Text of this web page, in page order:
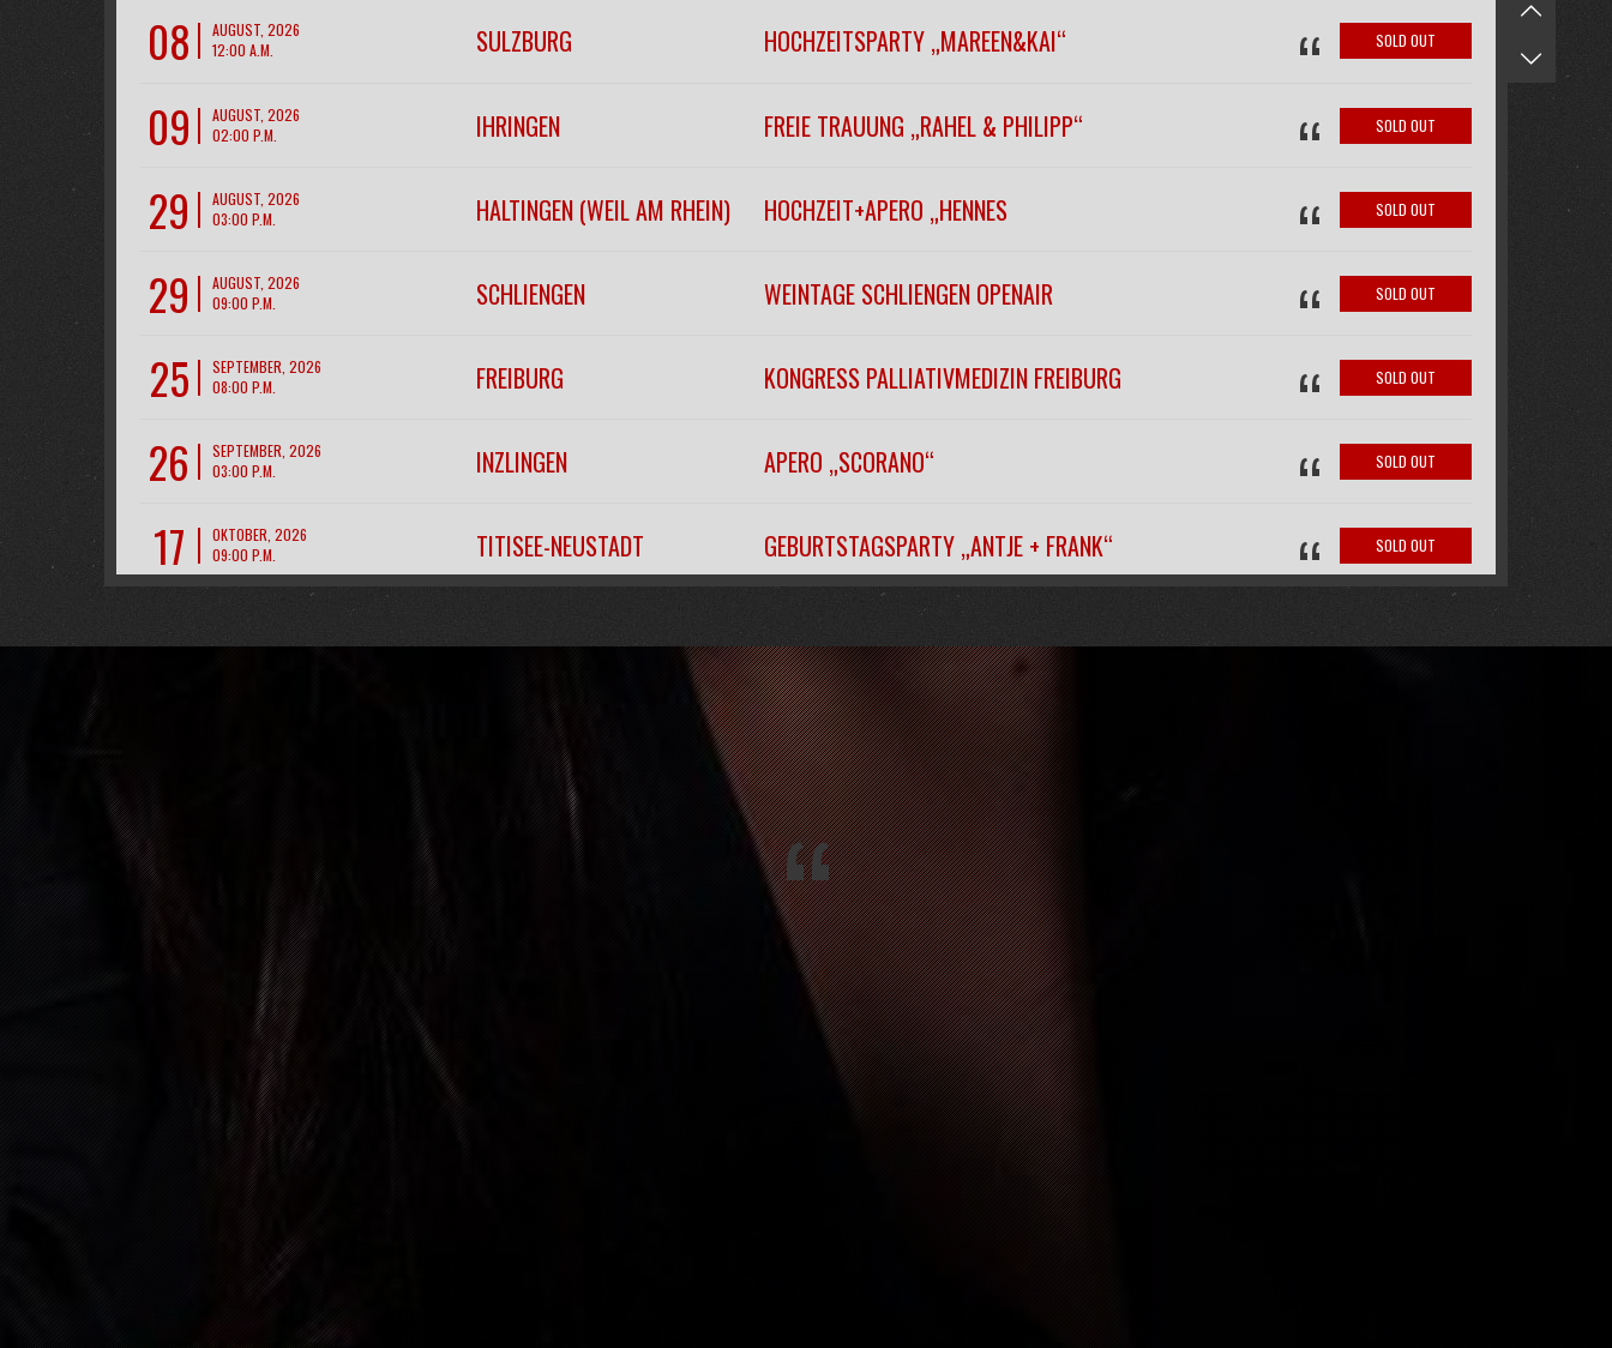
08
AUGUST, 2026
12:00 A.M.
SULZBURG HOCHZEITSPARTY „MAREEN&KAI“ “ SOLD OUT
09
AUGUST, 2026
02:00 P.M.
IHRINGEN FREIE TRAUUNG „RAHEL & PHILIPP“ “ SOLD OUT
29
AUGUST, 2026
03:00 P.M.
HALTINGEN (WEIL AM RHEIN) HOCHZEIT+APERO „HENNES “ SOLD OUT
29
AUGUST, 2026
09:00 P.M.
SCHLIENGEN WEINTAGE SCHLIENGEN OPENAIR “ SOLD OUT
25
SEPTEMBER, 2026
08:00 P.M.
FREIBURG KONGRESS PALLIATIVMEDIZIN FREIBURG “ SOLD OUT
26
SEPTEMBER, 2026
03:00 P.M.
INZLINGEN APERO „SCORANO“ “ SOLD OUT
17
OKTOBER, 2026
09:00 P.M.
TITISEE-NEUSTADT GEBURTSTAGSPARTY „ANTJE + FRANK“ “ SOLD OUT
28 “
FREIBURG KONZERTHAUSBALL 2026
12 FREIBURG KONZERTHAUSBALL 2026
31
06:00 P.M.
SILVESTERPARTY MIT RANDYCLUB IM NOURI-
HOTEL
08
JANUAR, 2027
09:00 P.M.
FASNACHTSPARTY MIT 64U
FEBRUAR, 2027
09:00 P.M.
FASNACHTSPARTY MIT 64U
FEBRUAR, 2027
09:00 P.M.
FASNACHTSPARTY MIT 64U
FEBRUAR, 2027
03:00 P.M.
JUNI, 2027
“